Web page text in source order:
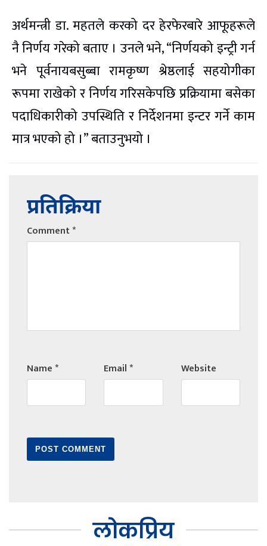
अर्थमन्त्री डा. महतले करको दर हेरफेरबारे आफूहरूले
नै निर्णय गरेको बताए । उनले भने, “निर्णयको इन्ट्री गर्न
भने पूर्वनायबसुब्बा रामकृष्ण श्रेष्ठलाई सहयोगीका
रूपमा राखेको र निर्णय गरिसकेपछि प्रक्रियामा बसेका
पदाधिकारीको उपस्थिति र निर्देशनमा इन्टर गर्ने काम
मात्र भएको हो ।” बताउनुभयो ।
प्रतिक्रिया
Comment*
Name* Email* Website
लोकप्रिय